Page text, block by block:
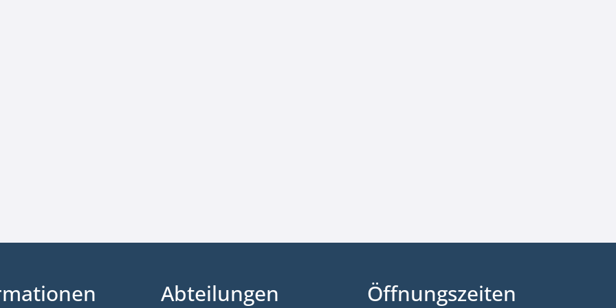
Abteilungen Öffnungszeiten